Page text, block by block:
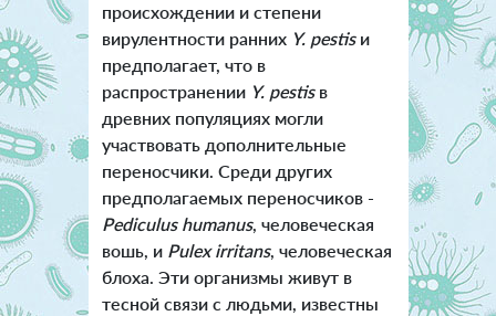
происхождении и степени
вирулентности ранних Y. pestisи
предполагает, что в
распространении Y. pestisв
древних популяциях могли
участвовать дополнительные
переносчики. Среди других
предполагаемых переносчиков -
Pediculus humanus, человеческая
вошь, и Pulex irritans, человеческая
блоха. Эти организмы живут в
тесной связи с людьми, известны